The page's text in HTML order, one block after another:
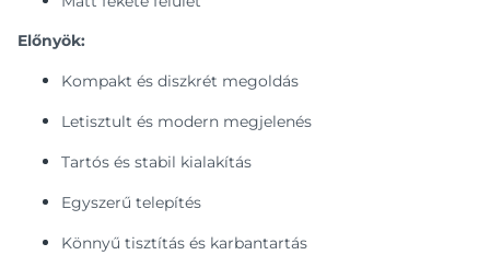
Előnyök:
Kompakt és diszkrét megoldás
Letisztult és modern megjelenés
Tartós és stabil kialakítás
Egyszerű telepítés
Könnyű tisztítás és karbantartás